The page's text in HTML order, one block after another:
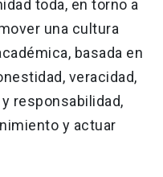
toda, en torno a
una cultura
basada en
veracidad,
responsabilidad,
y actuar